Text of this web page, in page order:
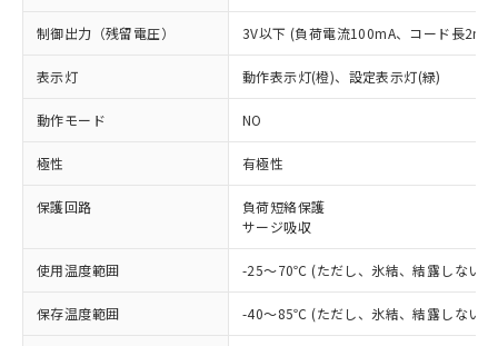
制御出力（残留電圧） 3V以下 (負荷電流100mA、コード長2m
表示灯 動作表示灯(橙)、設定表示灯(緑)
動作モード NO
極性 有極性
保護回路
負荷短絡保護
サージ吸収
使用温度範囲 -25～70℃ (ただし、氷結、結露しない
保存温度範囲 -40～85℃ (ただし、氷結、結露しない
ご利用条件
対応済み：EU RoHS指令（10物質）の
非含有に対応した製品が提供可能な商品で
す。
対応予定：EU RoHS指令（10物質）の非含
有に対応した製品に切り替える予定のある